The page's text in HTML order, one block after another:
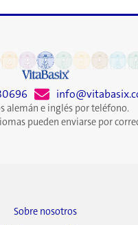
alemán e inglés por teléfono.
pueden enviarse por
Sobre nosotros